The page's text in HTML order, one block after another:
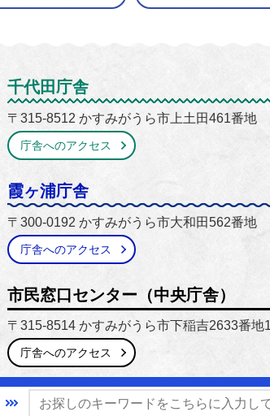
みがうら市
千代田庁舎
〒315-8512 かすみがうら市上土田461番地
庁舎へのアクセス
霞ヶ浦庁舎
〒300-0192 かすみがうら市大和田562番地
庁舎へのアクセス
市民窓口センター（中央庁舎）
〒315-8514 かすみがうら市下稲吉2633番地
庁舎へのアクセス
【電話番号】0299-59-2111 / 029-897-1111